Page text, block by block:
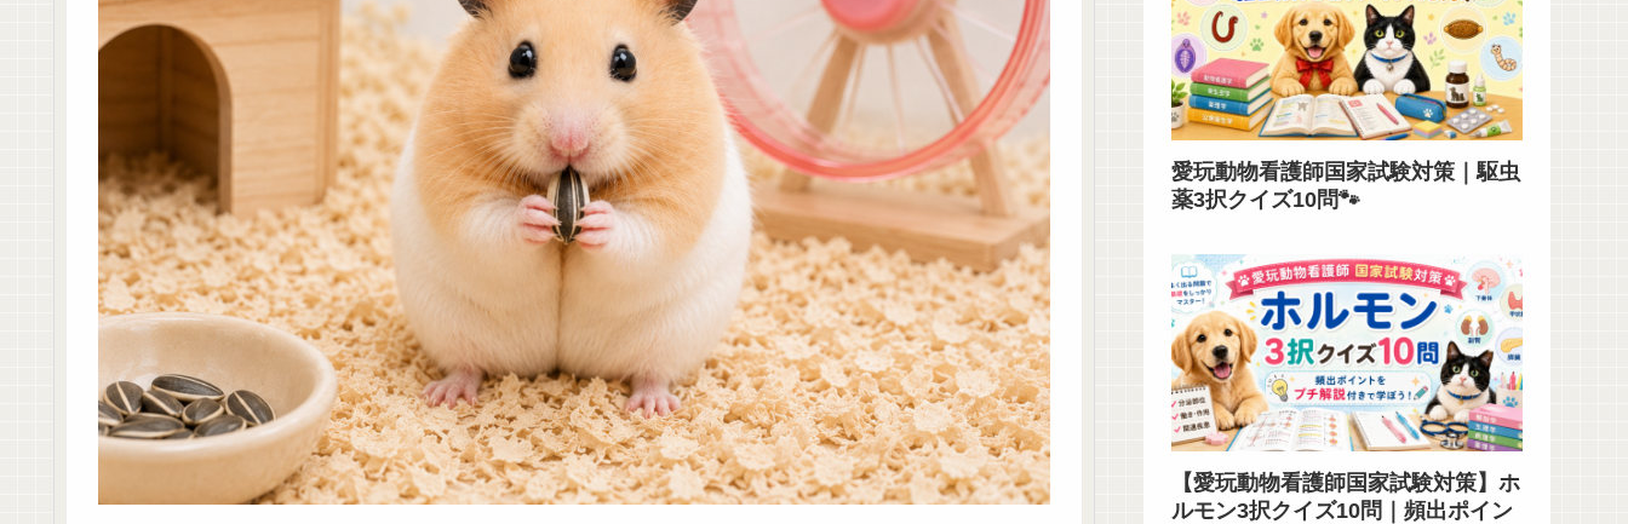
愛玩動物看護師国家試験対策｜駆虫
薬3択クイズ10問🐾
【愛玩動物看護師国家試験対策】ホ
ルモン3択クイズ10問｜頻出ポイン